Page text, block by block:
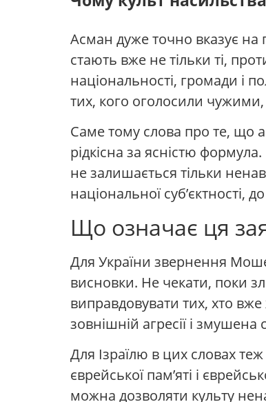
Асман дуже точно вказує на
стають вже не тільки ті,
національності, громади і
тих, кого оголосили
Саме тому слова про те, що
рідкісна за ясністю
не залишається тільки
національної суб’єктності,
Що означає ця
Для України звернення
висновки. Не чекати, поки
виправдовувати тих, хто
зовнішній агресії і змушена
Для Ізраїлю в цих словах
єврейської пам’яті і
можна дозволяти культу